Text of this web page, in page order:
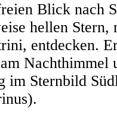
Blick nach
hellen
entdecken.
im Sternbild